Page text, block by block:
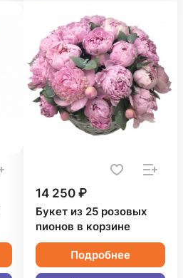
14 250 ₽
Букет из 25 розовых
пионов в корзине
Подробнее